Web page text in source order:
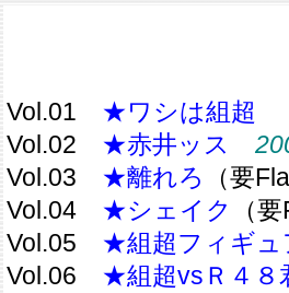
Vol.01 ★ワシは組超
Vol.02 ★赤井ッス
Vol.03 ★離れろ （要
Vol.04 ★シェイク （
Vol.05 ★組超フィギュ
Vol.06 ★組超vsＲ４